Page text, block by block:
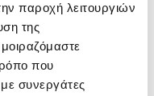
παροχή λειτουργιών
της
που
με συνεργάτες
Cressi Gara Modular
€